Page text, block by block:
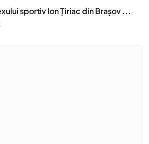
sportiv Ion Țiriac din Brașov ...